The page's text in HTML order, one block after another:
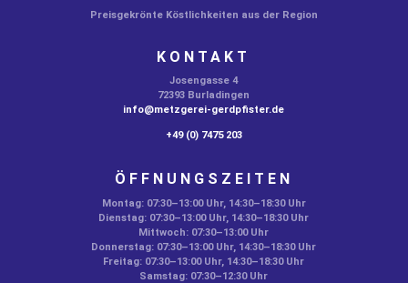
Preisgekrönte Köstlichkeiten aus der Region
KONTAKT
Josengasse 4
72393 Burladingen
info@metzgerei-gerdpfister.de
+49 (0) 7475 203
ÖFFNUNGSZEITEN
Montag: 07:30–13:00 Uhr, 14:30–18:30 Uhr
Dienstag: 07:30–13:00 Uhr, 14:30–18:30 Uhr
Mittwoch: 07:30–13:00 Uhr
Donnerstag: 07:30–13:00 Uhr, 14:30–18:30 Uhr
Freitag: 07:30–13:00 Uhr, 14:30–18:30 Uhr
Samstag: 07:30–12:30 Uhr